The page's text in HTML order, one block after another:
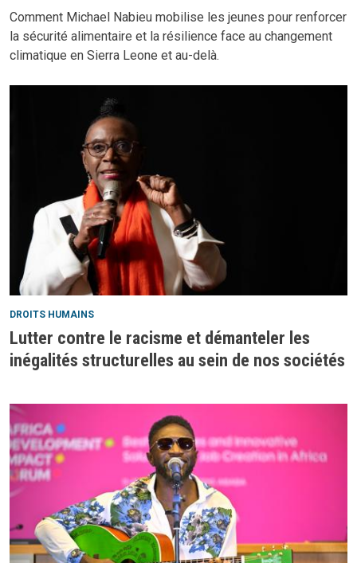
Comment Michael Nabieu mobilise les jeunes pour renforcer
la sécurité alimentaire et la résilience face au changement
climatique en Sierra Leone et au-delà.
DROITS HUMAINS
Lutter contre le racisme et démanteler les
inégalités structurelles au sein de nos sociétés